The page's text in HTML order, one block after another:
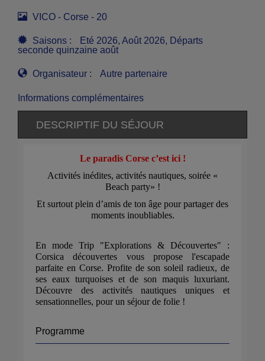
VICO - Corse - 20
Saisons :
Eté 2026, Août 2026, Départs
seconde quinzaine août
Organisateur : Autre partenaire
Informations complémentaires
DESCRIPTIF DU SÉJOUR
Le paradis Corse c’est ici !
Activités inédites, activités nautiques, soirée «
Beach party» !
Et surtout plein d’amis de ton âge pour partager des
moments inoubliables.
En mode Trip "Explorations & Découvertes" :
Corsica découvertes vous propose l'escapade
parfaite en Corse. Profite de son soleil radieux, de
ses eaux turquoises et de son maquis luxuriant.
Découvre des activités nautiques uniques et
sensationnelles, pour un séjour de folie !
Programme